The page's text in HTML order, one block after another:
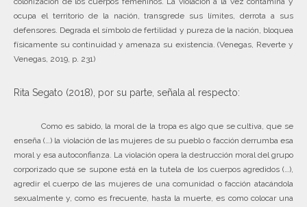
ocupa el territorio de la nación, transgrede sus límites, derrota a sus
defensores. Degrada el símbolo de fertilidad y pureza de la nación, bloquea
físicamente su continuidad y amenaza su existencia. (Venegas, Reverte y
Venegas, 2019, p. 231)
Rita Segato (2018), por su parte, señala al respecto:
Como es sabido, la moral de la tropa es algo que se cultiva, que se
enseña (…) la violación de las mujeres de su pueblo o facción derrumba esa
moral y esa autoconfianza. La violación opera la destrucción moral del grupo
corporizado que se supone está en la tutela de los cuerpos agredidos (…),
agredir el cuerpo de las mujeres de una comunidad o facción atacándola
sexualmente y, como es frecuente, hasta la muerte, es como colocar una